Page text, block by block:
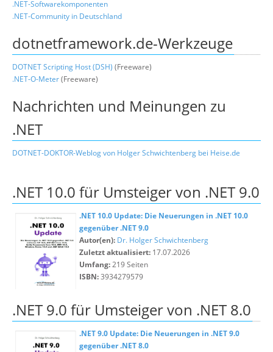
.NET-Softwarekomponenten
.NET-Community in Deutschland
dotnetframework.de-Werkzeuge
DOTNET Scripting Host (DSH) (Freeware)
.NET-O-Meter(Freeware)
Nachrichten und Meinungen zu
.NET
DOTNET-DOKTOR-Weblog von Holger Schwichtenberg bei Heise.de
.NET 10.0 für Umsteiger von .NET 9.0
.NET 10.0 Update: Die Neuerungen in .NET 10.0
gegenüber .NET 9.0
Autor(en): Dr. Holger Schwichtenberg
Zuletzt aktualisiert: 17.07.2026
Umfang:219 Seiten
ISBN:3934279579
.NET 9.0 für Umsteiger von .NET 8.0
.NET 9.0 Update: Die Neuerungen in .NET 9.0
gegenüber .NET 8.0